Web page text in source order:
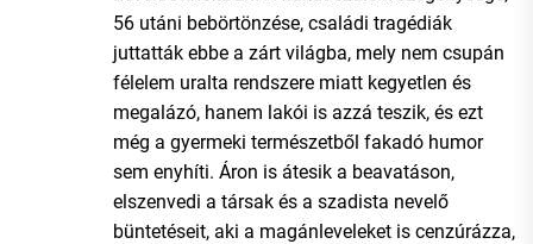
56 utáni bebörtönzése, családi tragédiák
juttatták ebbe a zárt világba, mely nem csupán
félelem uralta rendszere miatt kegyetlen és
megalázó, hanem lakói is azzá teszik, és ezt
még a gyermeki természetből fakadó humor
sem enyhíti. Áron is átesik a beavatáson,
elszenvedi a társak és a szadista nevelő
büntetéseit, aki a magánleveleket is cenzúrázza,